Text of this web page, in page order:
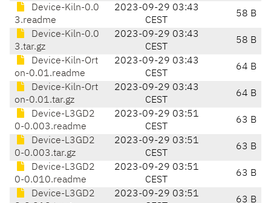
Device-Kiln-0.0
3.readme
2023-09-29 03:43
CEST
58 B
Device-Kiln-0.0
3.tar.gz
2023-09-29 03:43
CEST
58 B
Device-Kiln-Ort
on-0.01.readme
2023-09-29 03:43
CEST
64 B
Device-Kiln-Ort
on-0.01.tar.gz
2023-09-29 03:43
CEST
64 B
Device-L3GD2
0-0.003.readme
2023-09-29 03:51
CEST
63 B
Device-L3GD2
0-0.003.tar.gz
2023-09-29 03:51
CEST
63 B
Device-L3GD2
0-0.010.readme
2023-09-29 03:51
CEST
63 B
Device-L3GD2
2023-09-29 03:51
63 B